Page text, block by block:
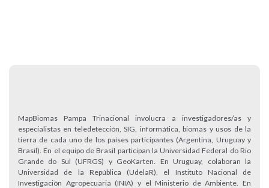
MapBiomas Pampa Trinacional involucra a investigadores/as y
especialistas en teledetección, SIG, informática, biomas y usos de la
tierra de cada uno de los países participantes (Argentina, Uruguay y
Brasil). En el equipo de Brasil participan la Universidad Federal do Rio
Grande do Sul (UFRGS) y GeoKarten. En Uruguay, colaboran la
Universidad de la República (UdelaR), el Instituto Nacional de
Investigación Agropecuaria (INIA) y el Ministerio de Ambiente. En